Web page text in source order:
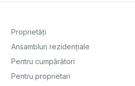
Proprietăți
Ansambluri rezidențiale
Pentru cumpărători
Pentru proprietari